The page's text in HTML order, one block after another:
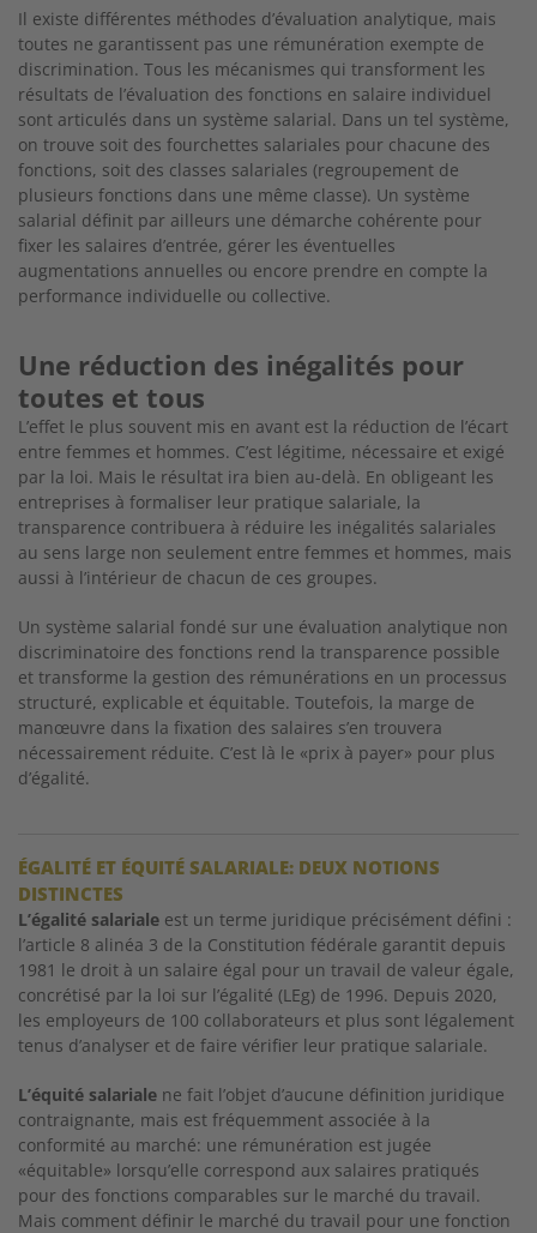
Il existe différentes méthodes d’évaluation analytique, mais
toutes ne garantissent pas une rémunération exempte de
discrimination. Tous les mécanismes qui transforment les
résultats de l’évaluation des fonctions en salaire individuel
sont articulés dans un système salarial. Dans un tel système,
on trouve soit des fourchettes salariales pour chacune des
fonctions, soit des classes salariales (regroupement de
plusieurs fonctions dans une même classe). Un système
salarial définit par ailleurs une démarche cohérente pour
fixer les salaires d’entrée, gérer les éventuelles
augmentations annuelles ou encore prendre en compte la
performance individuelle ou collective.
Une réduction des inégalités pour
toutes et tous
L’effet le plus souvent mis en avant est la réduction de l’écart
entre femmes et hommes. C’est légitime, nécessaire et exigé
par la loi. Mais le résultat ira bien au-delà. En obligeant les
entreprises à formaliser leur pratique salariale, la
transparence contribuera à réduire les inégalités salariales
au sens large non seulement entre femmes et hommes, mais
aussi à l’intérieur de chacun de ces groupes.
Un système salarial fondé sur une évaluation analytique non
discriminatoire des fonctions rend la transparence possible
et transforme la gestion des rémunérations en un processus
structuré, explicable et équitable. Toutefois, la marge de
manœuvre dans la fixation des salaires s’en trouvera
nécessairement réduite. C’est là le «prix à payer» pour plus
d’égalité.
ÉGALITÉ ET ÉQUITÉ SALARIALE: DEUX NOTIONS
DISTINCTES
L’égalité salariale est un terme juridique précisément défini :
l’article 8 alinéa 3 de la Constitution fédérale garantit depuis
1981 le droit à un salaire égal pour un travail de valeur égale,
concrétisé par la loi sur l’égalité (LEg) de 1996. Depuis 2020,
les employeurs de 100 collaborateurs et plus sont légalement
tenus d’analyser et de faire vérifier leur pratique salariale.
L’équité salariale ne fait l’objet d’aucune définition juridique
contraignante, mais est fréquemment associée à la
conformité au marché: une rémunération est jugée
«équitable» lorsqu’elle correspond aux salaires pratiqués
pour des fonctions comparables sur le marché du travail.
Mais comment définir le marché du travail pour une fonction